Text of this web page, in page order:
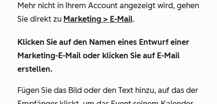
Mehr nicht in Ihrem Account angezeigt wird, gehen
Sie direkt zu Marketing > E-Mail.
Klicken Sie auf den Namen eines Entwurf einer
Marketing-E-Mail oder klicken Sie auf E-Mail
erstellen.
Fügen Sie das Bild oder den Text hinzu, auf das der